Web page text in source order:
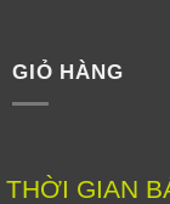
GIỎ HÀNG
THỜI GIAN